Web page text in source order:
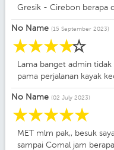
Gresik - Cirebon berapa
No Name (15 September 2023)
☆
☆
☆
☆
☆
Lama banget admin
pama perjalanan kayak
No Name (02 July 2023)
☆
☆
☆
☆
☆
MET mlm pak,, besuk
sampai Comal jam